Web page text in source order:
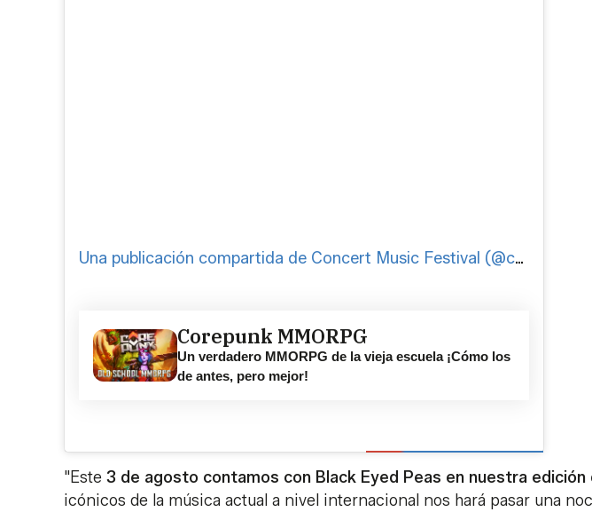
Una publicación compartida de Concert Music Festival (@concertmusicfestival)
Corepunk MMORPG
Un verdadero MMORPG de la vieja escuela ¡Cómo los
de antes, pero mejor!
"Este 3 de agosto contamos con Black Eyed Peas en nuestra edición
icónicos de la música actual a nivel internacional nos hará pasar una